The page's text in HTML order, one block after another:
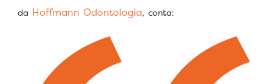
da Hoffmann Odontologia, conta: